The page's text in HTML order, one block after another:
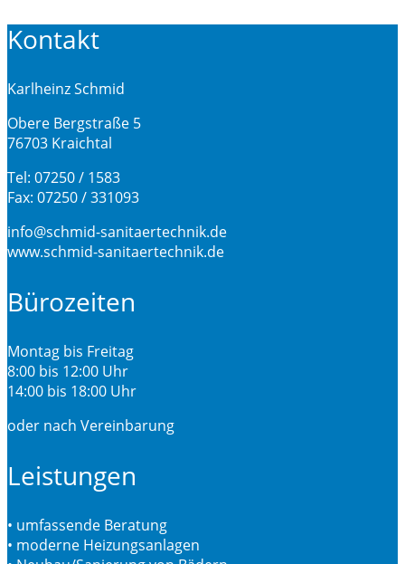
Kontakt
Karlheinz Schmid
Obere Bergstraße 5
76703 Kraichtal
Tel: 07250 / 1583
Fax: 07250 / 331093
info@schmid-sanitaertechnik.de
www.schmid-sanitaertechnik.de
Bürozeiten
Montag bis Freitag
8:00 bis 12:00 Uhr
14:00 bis 18:00 Uhr
oder nach Vereinbarung
Leistungen
• umfassende Beratung
• moderne Heizungsanlagen